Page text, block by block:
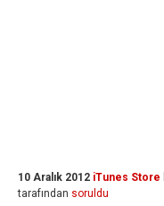
10 Aralık 2012 iTunes Store
tarafından soruldu